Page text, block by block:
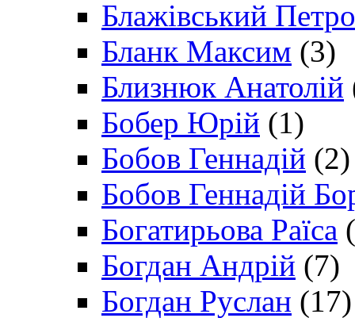
Блажівський Петро
Бланк Максим (3)
Близнюк Анатолій
Бобер Юрій (1)
Бобов Геннадій (2)
Бобов Геннадій
Богатирьова Раїса
Богдан Андрій (7)
Богдан Руслан (17)